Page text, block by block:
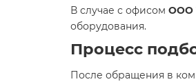
В случае с офисом ООО
оборудования.
Процесс
После обращения в